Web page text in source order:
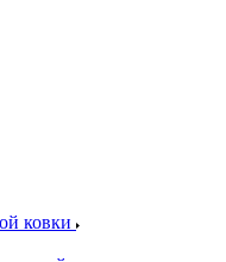
ковки